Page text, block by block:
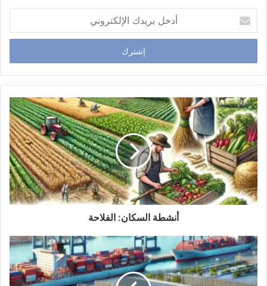
خ
ب
ر
د
ك
ا
ل
إ
ل
ك
ت
ر
ي
أنشطة السكان: الفلاحة